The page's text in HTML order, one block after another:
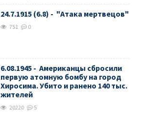
24.7.1915 (6.8) - "Атака мертвецов"
751 0
6.08.1945 - Американцы сбросили
первую атомную бомбу на город
Хиросима. Убито и ранено 140 тыс.
жителей
20220 5